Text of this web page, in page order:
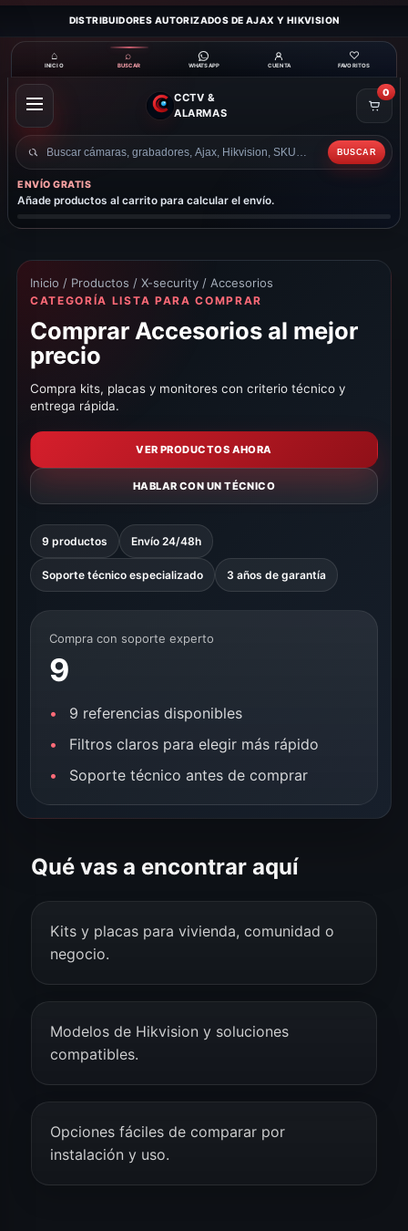
DISTRIBUIDORES AUTORIZADOS DE AJAX Y HIKVISION
⌂
INICIO
⌕
BUSCAR WHATSAPP CUENTA
♡
FAVORITOS
ABRIR
MENÚ
CCTV &
ALARMAS
Buscar
productos
BUSCAR
0
ENVÍO GRATIS
Añade productos al carrito para calcular el envío.
Inicio / Productos / X-security / Accesorios
CATEGORÍA LISTA PARA COMPRAR
Comprar Accesorios al mejor
precio
Compra kits, placas y monitores con criterio técnico y
entrega rápida.
VER PRODUCTOS AHORA
HABLAR CON UN TÉCNICO
9 productos Envío 24/48h
Soporte técnico especializado 3 años de garantía
Compra con soporte experto
9
9 referencias disponibles
Filtros claros para elegir más rápido
Soporte técnico antes de comprar
Qué vas a encontrar aquí
Kits y placas para vivienda, comunidad o
negocio.
Modelos de Hikvision y soluciones
compatibles.
Opciones fáciles de comparar por
instalación y uso.